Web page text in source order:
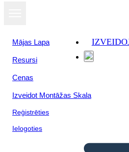
Mājas Lapa
Resursi
Cenas
Izveidot Montāžas Skala
Reģistrēties
Ielogoties